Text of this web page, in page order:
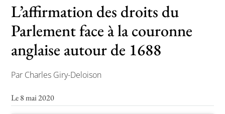
Les régionales
Les ateliers nationaux
Communiqués et motions
L’affirmation des droits du
Parlement face à la couronne
anglaise autour de 1688
Par Charles Giry-Deloison
Le 8 mai 2020